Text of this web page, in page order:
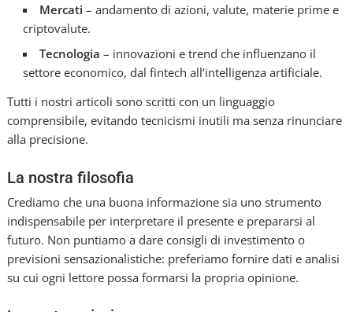
Mercati – andamento di azioni, valute, materie prime e
criptovalute.
Tecnologia – innovazioni e trend che influenzano il
settore economico, dal fintech all’intelligenza artificiale.
Tutti i nostri articoli sono scritti con un linguaggio
comprensibile, evitando tecnicismi inutili ma senza rinunciare
alla precisione.
La nostra filosofia
Crediamo che una buona informazione sia uno strumento
indispensabile per interpretare il presente e prepararsi al
futuro. Non puntiamo a dare consigli di investimento o
previsioni sensazionalistiche: preferiamo fornire dati e analisi
su cui ogni lettore possa formarsi la propria opinione.